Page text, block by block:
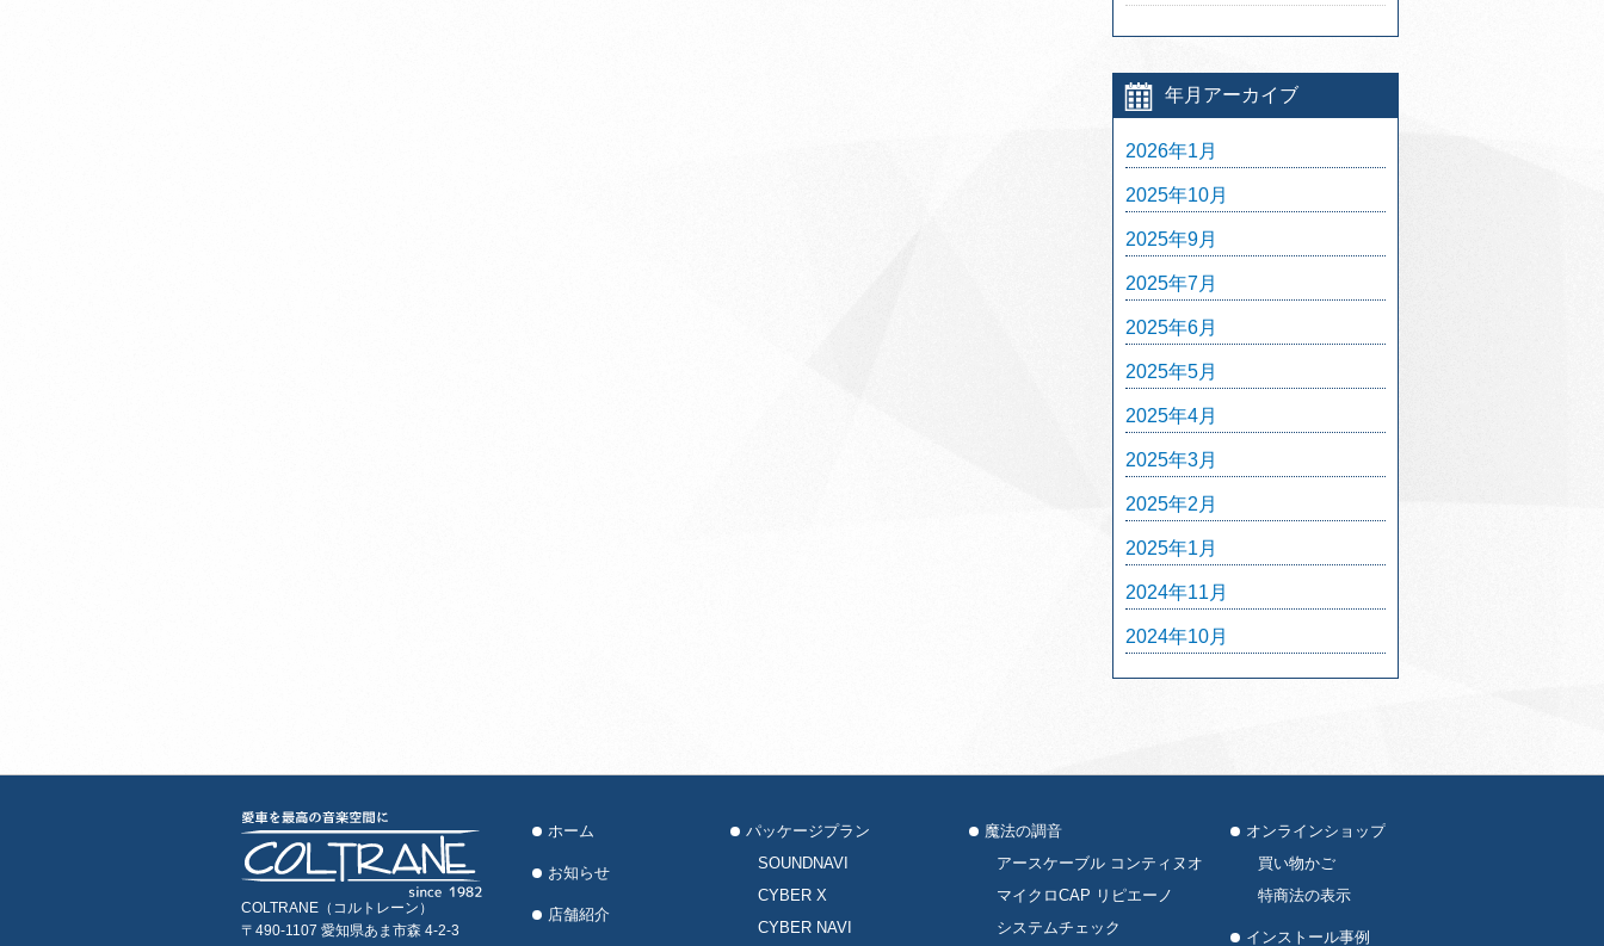
年月アーカイブ
2026年1月
2025年10月
2025年9月
2025年7月
2025年6月
2025年5月
2025年4月
2025年3月
2025年2月
2025年1月
2024年11月
2024年10月
COLTRANE（コルトレーン）
〒490-1107 愛知県あま市森 4-2-3
ホーム
お知らせ
店舗紹介
パッケージプラン
SOUNDNAVI
CYBER X
CYBER NAVI
魔法の調音
アースケーブル コンティヌオ
マイクロCAP リピエーノ
システムチェック
オンラインショップ
買い物かご
特商法の表示
インストール事例